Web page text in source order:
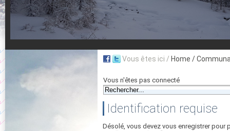
Vous êtes ici / Home /
Vous n'êtes pas connecté
Identification requise
Désolé, vous devez vous enregistrer pour